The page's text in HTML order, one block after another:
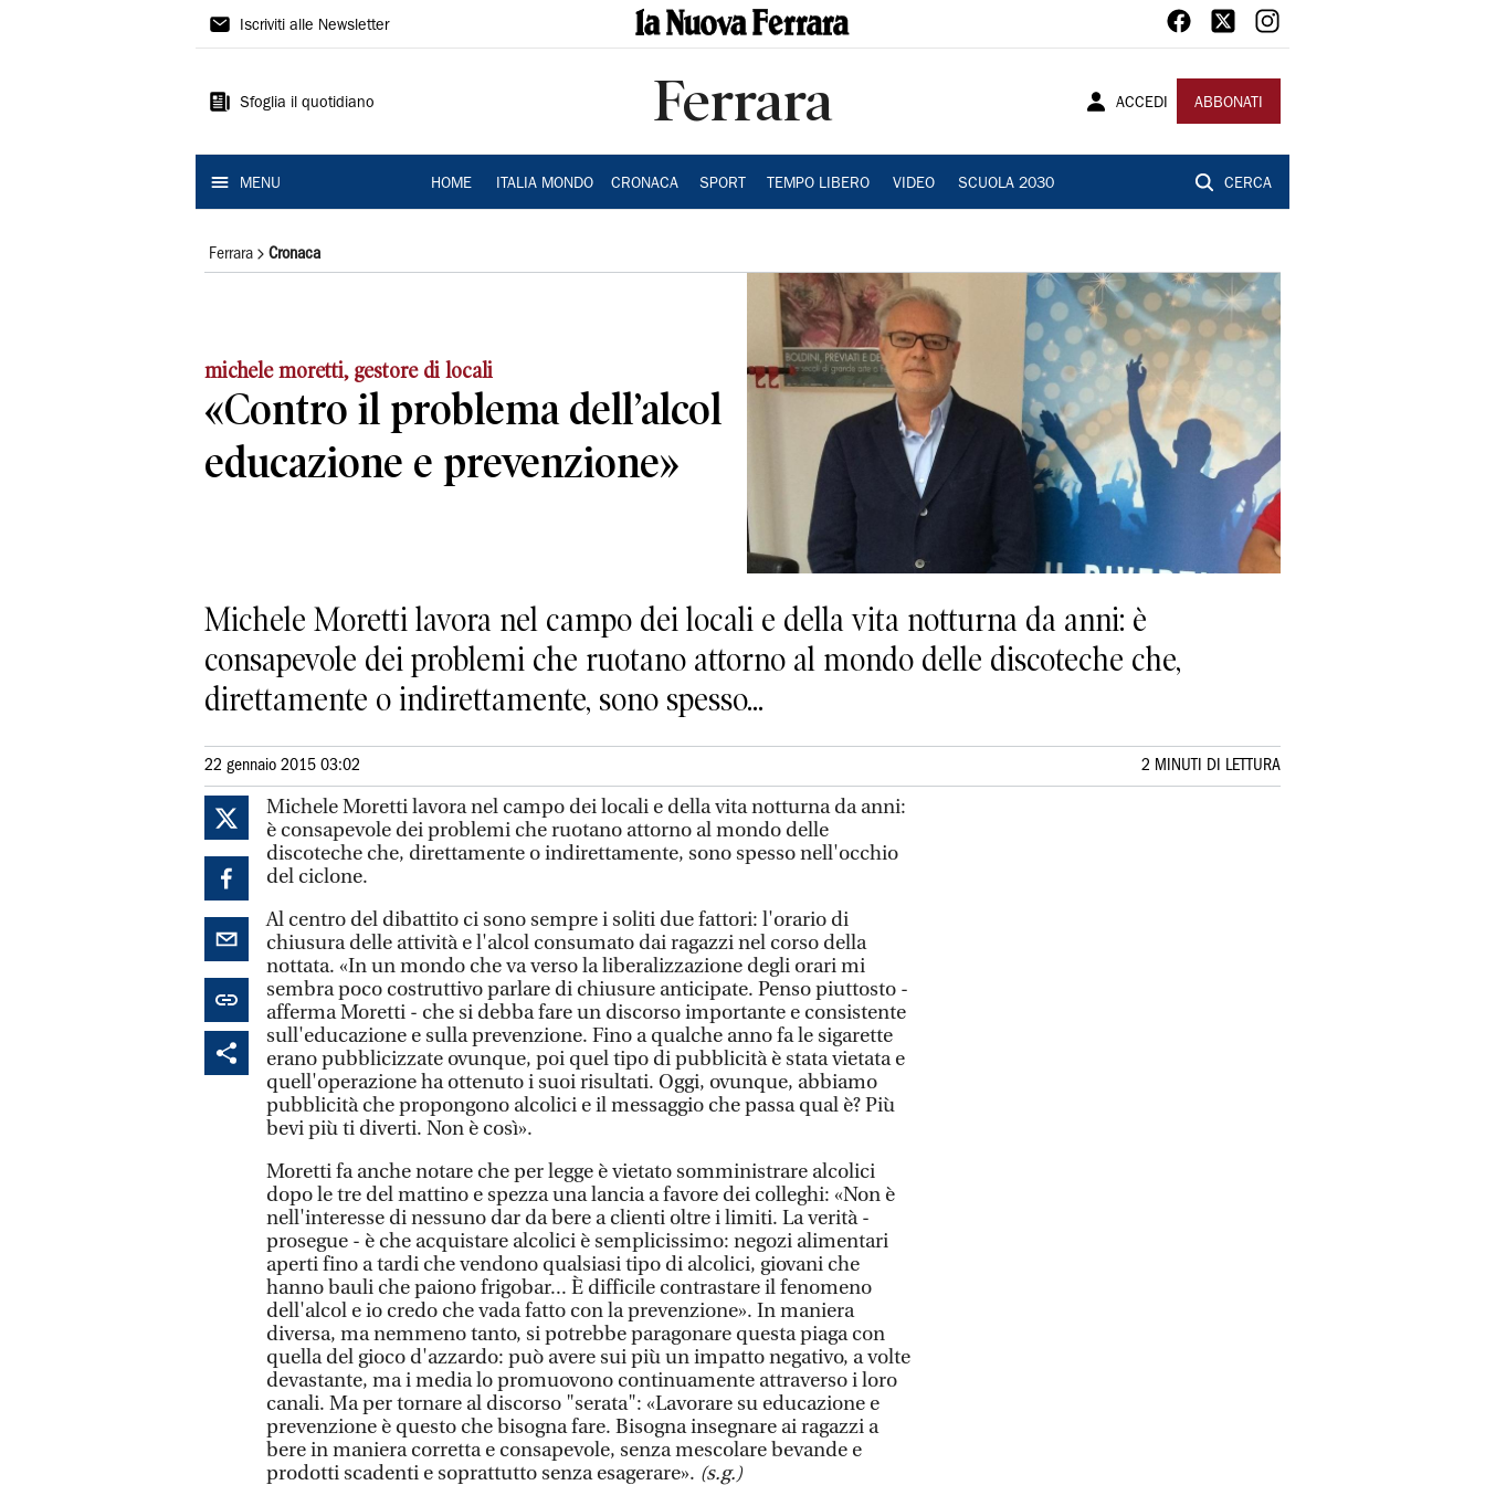
La
Ferrara
Iscriviti alle Newsletter
Sfoglia il quotidiano Ferrara ACCEDI ABBONATI
MENU HOME ITALIA MONDO CRONACA SPORT TEMPO LIBERO VIDEO SCUOLA 2030 CERCA
Ferrara Cronaca
michele moretti, gestore di locali
«Contro il problema dell’alcol
educazione e prevenzione»
Michele Moretti lavora nel campo dei locali e della vita notturna da anni: è
consapevole dei problemi che ruotano attorno al mondo delle discoteche che,
direttamente o indirettamente, sono spesso...
22 gennaio 2015 03:02 2 MINUTI DI LETTURA
Michele Moretti lavora nel campo dei locali e della vita notturna da anni:
è consapevole dei problemi che ruotano attorno al mondo delle
discoteche che, direttamente o indirettamente, sono spesso nell'occhio
del ciclone.
Al centro del dibattito ci sono sempre i soliti due fattori: l'orario di
chiusura delle attività e l'alcol consumato dai ragazzi nel corso della
nottata. «In un mondo che va verso la liberalizzazione degli orari mi
sembra poco costruttivo parlare di chiusure anticipate. Penso piuttosto -
afferma Moretti - che si debba fare un discorso importante e consistente
sull'educazione e sulla prevenzione. Fino a qualche anno fa le sigarette
erano pubblicizzate ovunque, poi quel tipo di pubblicità è stata vietata e
quell'operazione ha ottenuto i suoi risultati. Oggi, ovunque, abbiamo
pubblicità che propongono alcolici e il messaggio che passa qual è? Più
bevi più ti diverti. Non è così».
Moretti fa anche notare che per legge è vietato somministrare alcolici
dopo le tre del mattino e spezza una lancia a favore dei colleghi: «Non è
nell'interesse di nessuno dar da bere a clienti oltre i limiti. La verità -
prosegue - è che acquistare alcolici è semplicissimo: negozi alimentari
aperti fino a tardi che vendono qualsiasi tipo di alcolici, giovani che
hanno bauli che paiono frigobar... È difficile contrastare il fenomeno
dell'alcol e io credo che vada fatto con la prevenzione». In maniera
diversa, ma nemmeno tanto, si potrebbe paragonare questa piaga con
quella del gioco d'azzardo: può avere sui più un impatto negativo, a volte
devastante, ma i media lo promuovono continuamente attraverso i loro
canali. Ma per tornare al discorso "serata": «Lavorare su educazione e
prevenzione è questo che bisogna fare. Bisogna insegnare ai ragazzi a
bere in maniera corretta e consapevole, senza mescolare bevande e
prodotti scadenti e soprattutto senza esagerare». (s.g.)